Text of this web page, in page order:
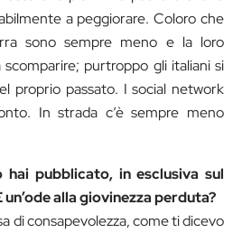
a peggiorare. Coloro che
sono sempre meno e la loro
purtroppo gli italiani si
proprio passato. I social network
In strada c’è sempre meno
hai pubblicato, in esclusiva sul
un’ode alla giovinezza perduta?
di consapevolezza, come ti dicevo